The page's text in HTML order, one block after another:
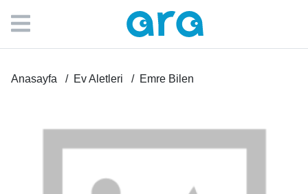
Anasayfa Ev Aletleri Emre Bilen